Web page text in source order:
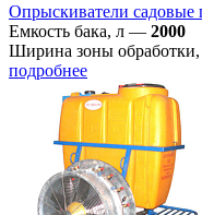
Опрыскиватели
Емкость бака, л — 2000
Ширина зоны
подробнее